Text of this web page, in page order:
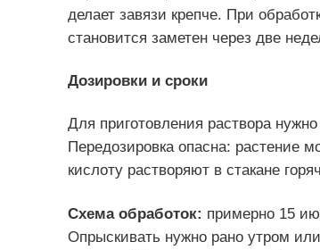
делает завязи крепче. При
становится заметен через две
Дозировки и сроки
Для приготовления раствора
Передозировка опасна: растение
кислоту растворяют в стакане
Схема обработок: примерно 15
Опрыскивать нужно рано утром